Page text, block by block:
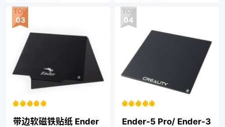
带边软磁铁贴纸 Ender
03
Ender-5 Pro/ Ender-3
04